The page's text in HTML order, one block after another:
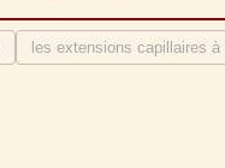
les extensions capillaires